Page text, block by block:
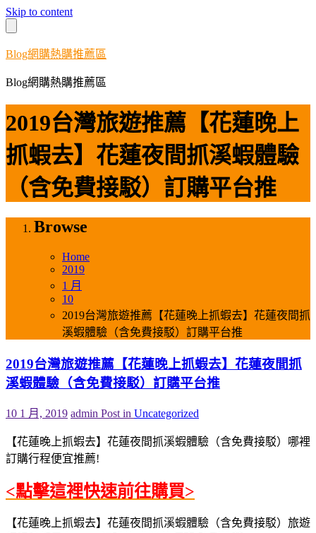
Skip to content
Blog網購熱購推薦區
Blog網購熱購推薦區
2019台灣旅遊推薦【花蓮晚上
抓蝦去】花蓮夜間抓溪蝦體驗
（含免費接駁）訂購平台推
Browse
Home
2019
1 月
10
2019台灣旅遊推薦【花蓮晚上抓蝦去】花蓮夜間抓
溪蝦體驗（含免費接駁）訂購平台推
2019台灣旅遊推薦【花蓮晚上抓蝦去】花蓮夜間抓
溪蝦體驗（含免費接駁）訂購平台推
10 1 月, 2019 admin Post in Uncategorized
【花蓮晚上抓蝦去】花蓮夜間抓溪蝦體驗（含免費接駁）哪裡
訂購行程便宜推薦!
<點擊這裡快速前往購買>
【花蓮晚上抓蝦去】花蓮夜間抓溪蝦體驗（含免費接駁）旅遊